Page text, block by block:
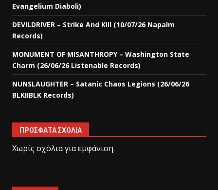
Evangelium Diaboli)
DEVILDRIVER – Strike And Kill (10/07/26 Napalm
Records)
MONUMENT OF MISANTHROPY – Washington State
Charm (26/06/26 Listenable Records)
NUNSLAUGHTER – Satanic Chaos Legions (26/06/26
BLKIIBLK Records)
ΠΡΌΣΦΑΤΑ ΣΧΌΛΙΑ
Χωρίς σχόλια για εμφάνιση.